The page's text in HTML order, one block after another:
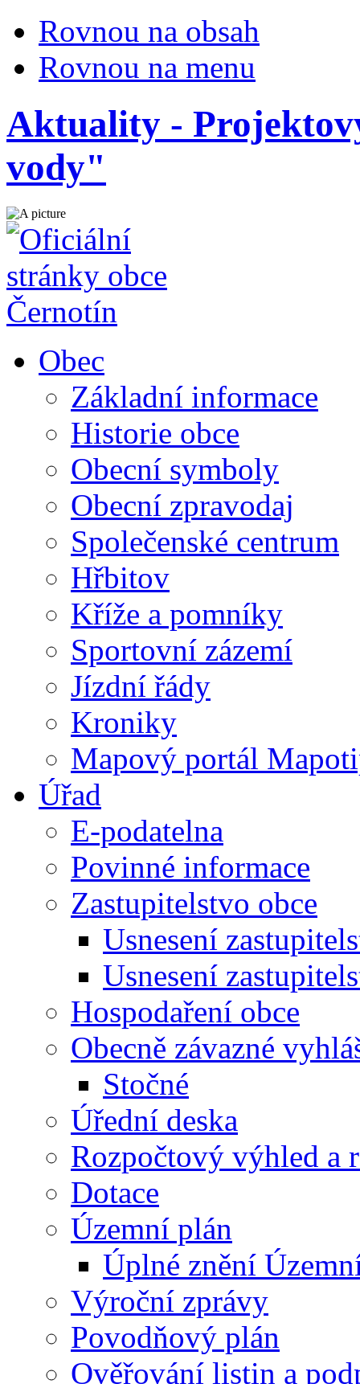
Rovnou na obsah
Rovnou na menu
Aktuality -
vody"
Obec
Základní informace
Historie obce
Obecní symboly
Obecní zpravodaj
Společenské centrum
Hřbitov
Kříže a pomníky
Sportovní zázemí
Jízdní řády
Kroniky
Mapový portál
Úřad
E-podatelna
Povinné informace
Zastupitelstvo obce
Usnesení
Usnesení
Hospodaření obce
Obecně závazné
Stočné
Úřední deska
Rozpočtový výhled a
Dotace
Územní plán
Úplné znění
Výroční zprávy
Povodňový plán
Ověřování listin a